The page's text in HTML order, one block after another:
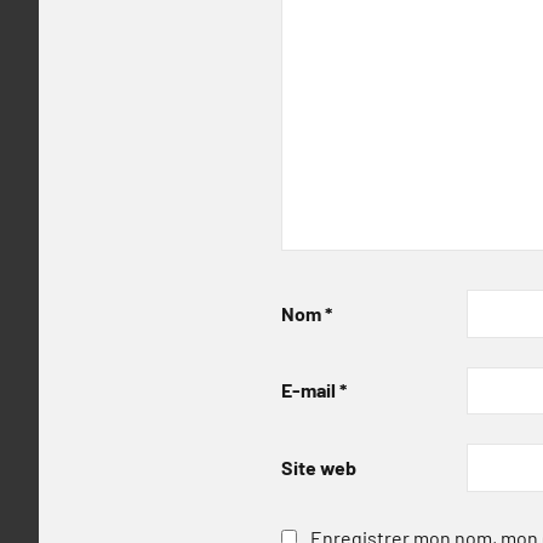
Nom*
E-mail *
Site web
Enregistrer mon nom,